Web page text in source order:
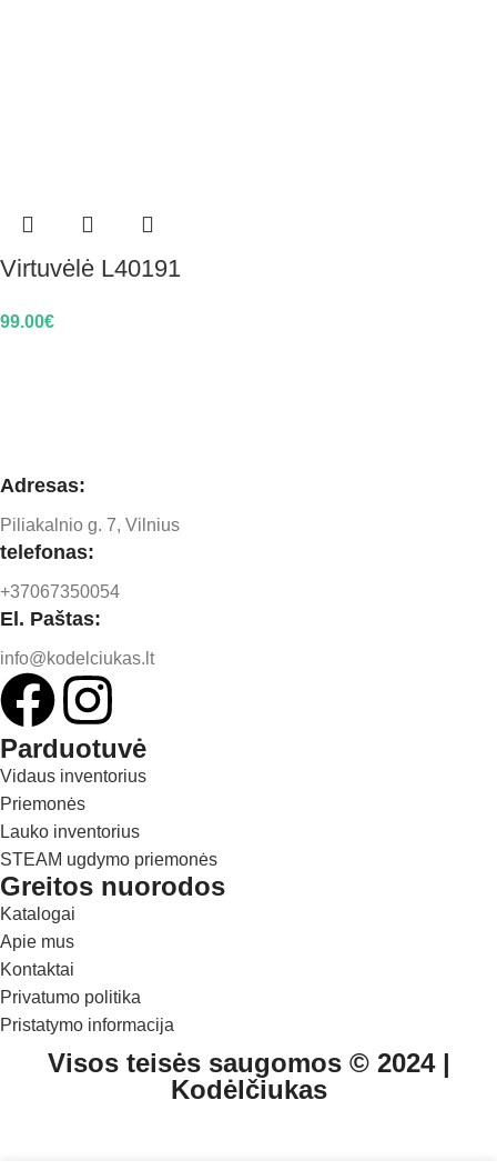
Virtuvėlė L40191
99.00€
Adresas:
Piliakalnio g. 7, Vilnius
telefonas:
+37067350054
El. Paštas:
info@kodelciukas.lt
Parduotuvė
Vidaus inventorius
Priemonės
Lauko inventorius
STEAM ugdymo priemonės
Greitos nuorodos
Katalogai
Apie mus
Kontaktai
Privatumo politika
Pristatymo informacija
Visos teisės saugomos © 2024 |
Kodėlčiukas